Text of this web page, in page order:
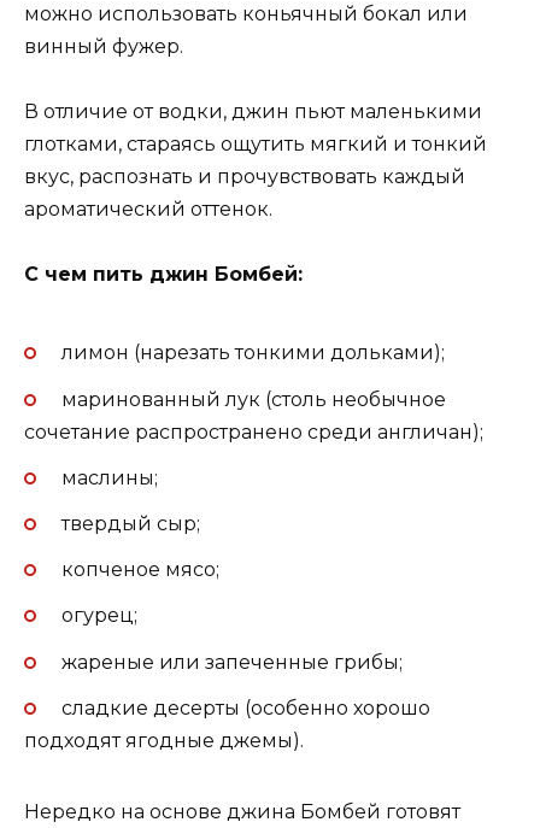
можно использовать коньячный бокал или
винный фужер.
В отличие от водки, джин пьют маленькими
глотками, стараясь ощутить мягкий и тонкий
вкус, распознать и прочувствовать каждый
ароматический оттенок.
С чем пить джин Бомбей:
лимон (нарезать тонкими дольками);
маринованный лук (столь необычное
сочетание распространено среди англичан);
маслины;
твердый сыр;
копченое мясо;
огурец;
жареные или запеченные грибы;
сладкие десерты (особенно хорошо
подходят ягодные джемы).
Нередко на основе джина Бомбей готовят